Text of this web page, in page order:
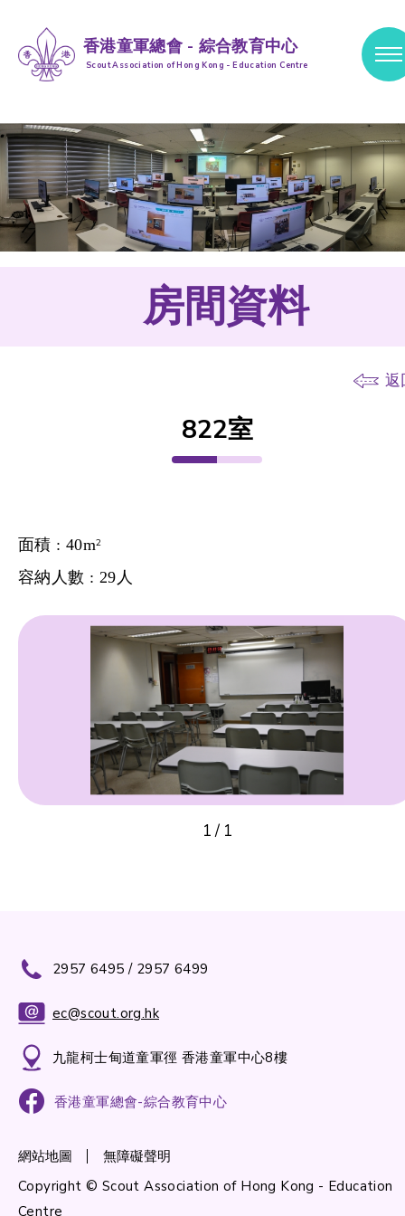
香港童軍總會 - 綜合教育中心
Scout Association of Hong Kong - Education Centre
跳到內容 (按輸入鍵)
房間資料
返
822室
面積 : 40m2
容納人數 : 29人
1 / 1
2957 6495 / 2957 6499
ec@scout.org.hk
九龍柯士甸道童軍徑 香港童軍中心8樓
香港童軍總會-綜合教育中心
網站地圖
無障礙聲明
Copyright © Scout Association of Hong Kong - Education
Centre